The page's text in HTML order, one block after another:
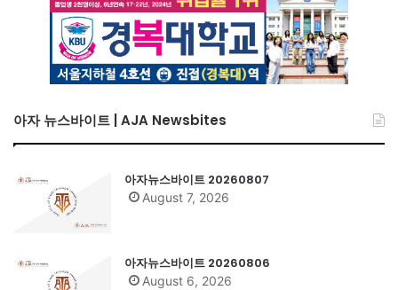
아자 뉴스바이트 | AJA Newsbites
아자뉴스바이트 20260807
August 7, 2026
아자뉴스바이트 20260806
August 6, 2026